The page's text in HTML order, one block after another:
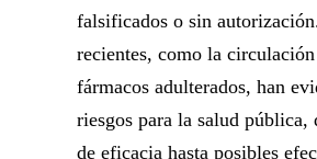
falsificados o sin
recientes, como la
fármacos adulterados, han
riesgos para la salud pública,
de eficacia hasta posibles